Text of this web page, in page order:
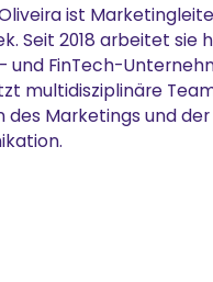
ist
Seit 2018 arbeitet sie
und FinTech-
multidisziplinäre
des Marketings und der